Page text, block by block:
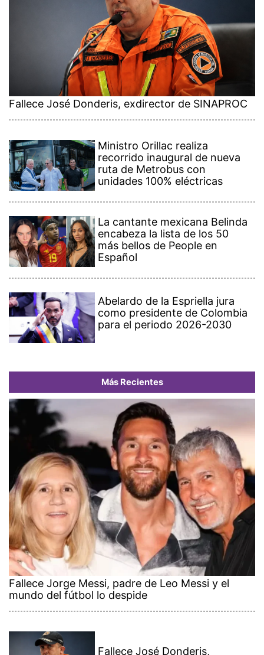
Fallece José Donderis, exdirector de SINAPROC
Ministro Orillac realiza
recorrido inaugural de nueva
ruta de Metrobus con
unidades 100% eléctricas
La cantante mexicana Belinda
encabeza la lista de los 50
más bellos de People en
Español
Abelardo de la Espriella jura
como presidente de Colombia
para el periodo 2026-2030
Más Recientes
Fallece Jorge Messi, padre de Leo Messi y el
mundo del fútbol lo despide
Fallece José Donderis,